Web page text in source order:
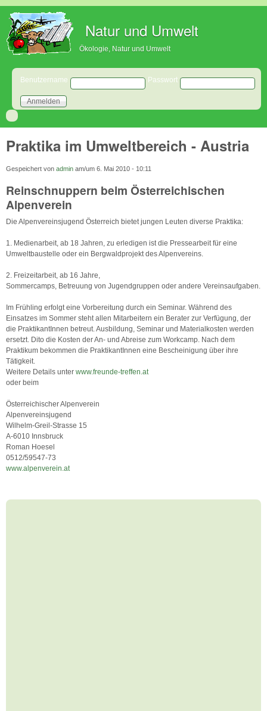
Natur und Umwelt
Ökologie, Natur und Umwelt
Benutzeranmeldung
Benutzername Passwort
Praktika im Umweltbereich - Austria
Gespeichert von admin am/um 6. Mai 2010 - 10:11
Reinschnuppern beim Österreichischen
Alpenverein
Die Alpenvereinsjugend Österreich bietet jungen Leuten diverse Praktika:
1. Medienarbeit, ab 18 Jahren, zu erledigen ist die Pressearbeit für eine
Umweltbaustelle oder ein Bergwaldprojekt des Alpenvereins.
2. Freizeitarbeit, ab 16 Jahre,
Sommercamps, Betreuung von Jugendgruppen oder andere Vereinsaufgaben.
Im Frühling erfolgt eine Vorbereitung durch ein Seminar. Während des
Einsatzes im Sommer steht allen Mitarbeitern ein Berater zur Verfügung, der
die PraktikantInnen betreut. Ausbildung, Seminar und Materialkosten werden
ersetzt. Dito die Kosten der An- und Abreise zum Workcamp. Nach dem
Praktikum bekommen die PraktikantInnen eine Bescheinigung über ihre
Tätigkeit.
Weitere Details unter www.freunde-treffen.at
oder beim
Österreichischer Alpenverein
Alpenvereinsjugend
Wilhelm-Greil-Strasse 15
A-6010 Innsbruck
Roman Hoesel
0512/59547-73
www.alpenverein.at